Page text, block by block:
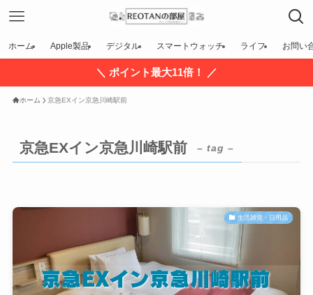
ホーム Apple製品 デジタル スマートウォッチ ライフ お問い
＼ ポイント最大11倍！ ／
ホーム 京急EXイン京急川崎駅前
京急EXイン京急川崎駅前 – tag –
生活雑貨・日用品